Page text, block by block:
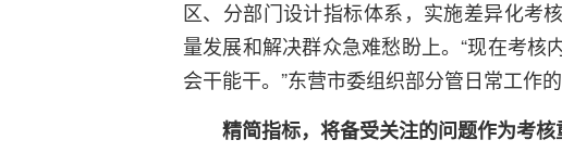
区、分部门设计指标体系，实施差异化考
量发展和解决群众急难愁盼上。“现在考核
会干能干。”东营市委组织部分管日常工作
精简指标，将备受关注的问题作为考核